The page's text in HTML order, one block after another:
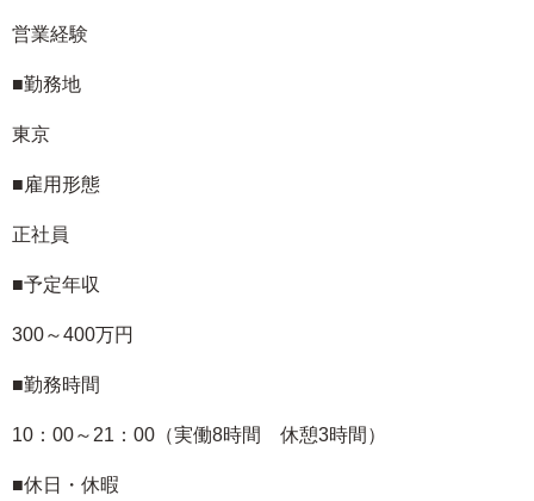
営業経験
■勤務地
東京
■雇用形態
正社員
■予定年収
300～400万円
■勤務時間
10：00～21：00（実働8時間 休憩3時間）
■休日・休暇